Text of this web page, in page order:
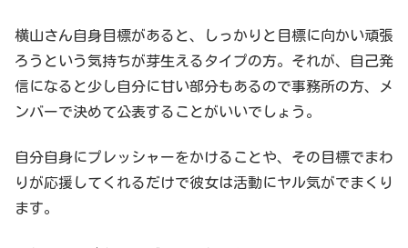
横山さん自身目標があると、しっかりと目標に向かい頑張
ろうという気持ちが芽生えるタイプの方。それが、自己発
信になると少し自分に甘い部分もあるので事務所の方、メ
ンバーで決めて公表することがいいでしょう。
自分自身にプレッシャーをかけることや、その目標でまわ
りが応援してくれるだけで彼女は活動にヤル気がでまくり
ます。